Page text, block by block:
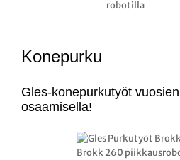
robotilla
Konepurku
Gles-konepurkutyöt
osaamisella!
Brokk 260